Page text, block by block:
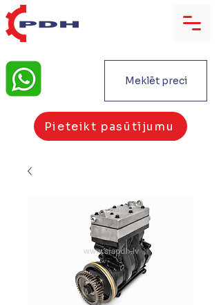
Meklēt preci
Pieteikt pasūtījumu